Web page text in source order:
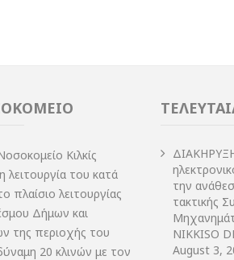
Κιλκίς
λειτουργία του κατά
πλαίσιο λειτουργίας
Δήμων και
της περιοχής του
20 κλινών με τον
την
τακτικής
NIKKISO
August 3,